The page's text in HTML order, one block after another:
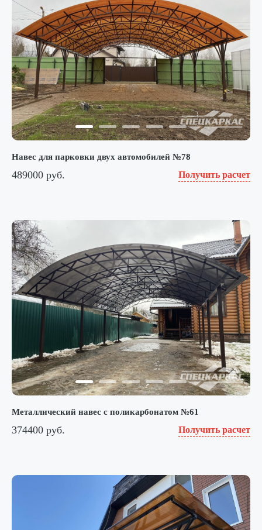
Навес для парковки двух автомобилей №78
489000 руб. Получить расчет
Металлический навес с поликарбонатом №61
374400 руб. Получить расчет